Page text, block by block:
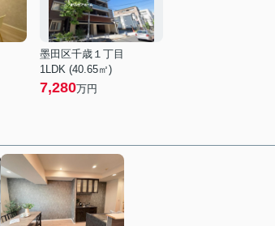
墨田区千歳１丁目
1LDK (40.65㎡)
7,280万円